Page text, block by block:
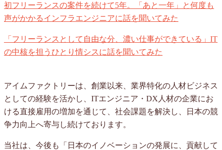
初フリーランスの案件を続けて5年。「あと一年」と何度も
声がかかるインフラエンジニアに話を聞いてみた
「フリーランスとして自由な分、濃い仕事ができている」IT
の中核を担うひとり情シスに話を聞いてみた
アイムファクトリーは、創業以来、業界特化の人材ビジネス
としての経験を活かし、ITエンジニア・DX人材の企業にお
ける直接雇用の増加を通じて、社会課題を解決し、日本の競
争力向上へ寄与し続けております。
当社は、今後も「日本のイノベーションの発展に、貢献して